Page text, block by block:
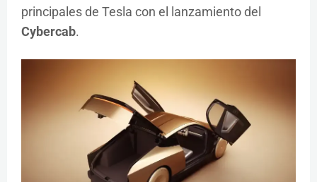
principales de Tesla con el lanzamiento del
Cybercab.